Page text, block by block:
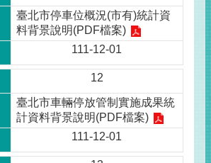
臺北市停車位概況(市有)統計資
料背景說明(PDF檔案)
111-12-01
12
臺北市車輛停放管制實施成果統
計資料背景說明(PDF檔案)
111-12-01